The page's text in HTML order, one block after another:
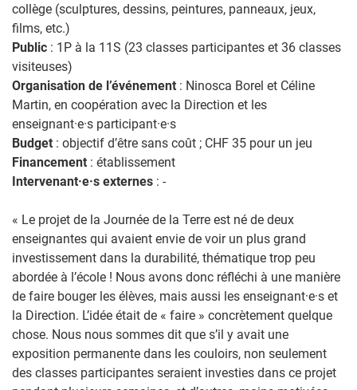
collège (sculptures, dessins, peintures, panneaux, jeux,
films, etc.)
Public : 1P à la 11S (23 classes participantes et 36 classes
visiteuses)
Organisation de l’événement : Ninosca Borel et Céline
Martin, en coopération avec la Direction et les
enseignant·e·s participant·e·s
Budget : objectif d’être sans coût ; CHF 35 pour un jeu
Financement : établissement
Intervenant·e·s externes : -
« Le projet de la Journée de la Terre est né de deux
enseignantes qui avaient envie de voir un plus grand
investissement dans la durabilité, thématique trop peu
abordée à l’école ! Nous avons donc réfléchi à une manière
de faire bouger les élèves, mais aussi les enseignant·e·s et
la Direction. L’idée était de « faire » concrètement quelque
chose. Nous nous sommes dit que s’il y avait une
exposition permanente dans les couloirs, non seulement
des classes participantes seraient investies dans ce projet